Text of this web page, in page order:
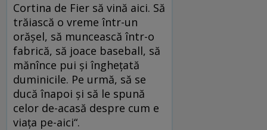
Cortina de Fier să vină aici. Să
trăiască o vreme într-un
orășel, să muncească într-o
fabrică, să joace baseball, să
mănînce pui și înghețată
duminicile. Pe urmă, să se
ducă înapoi și să le spună
celor de-acasă despre cum e
viața pe-aici“.